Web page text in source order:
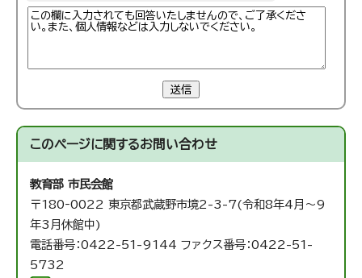
送信
このページに関するお問い合わせ
教育部 市民会館
〒180‐0022 東京都武蔵野市境2-3-7(令和8年4月～9
年3月休館中)
電話番号：0422-51-9144 ファクス番号：0422-51-
5732